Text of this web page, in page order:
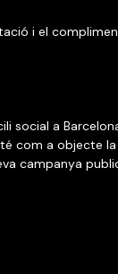
i el
social a
com a objecte
campanya